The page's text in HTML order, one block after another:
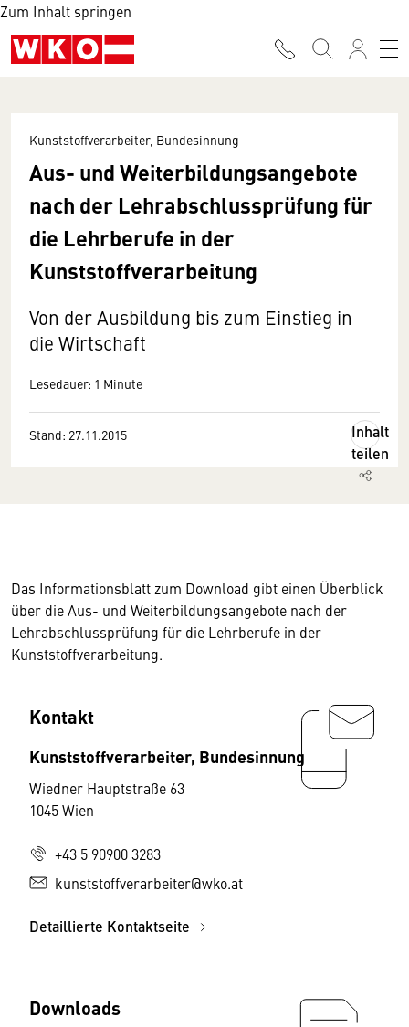
Zum Inhalt springen
Kunststoffverarbeiter, Bundesinnung
Aus- und Weiterbildungsangebote
nach der Lehrabschlussprüfung für
die Lehrberufe in der
Kunststoffverarbeitung
Von der Ausbildung bis zum Einstieg in
die Wirtschaft
Lesedauer: 1 Minute
Stand: 27.11.2015
Inhalt
teilen
Das Informationsblatt zum Download gibt einen Überblick
über die Aus- und Weiterbildungsangebote nach der
Lehrabschlussprüfung für die Lehrberufe in der
Kunststoffverarbeitung.
Kontakt
Kunststoffverarbeiter, Bundesinnung
Wiedner Hauptstraße 63
1045 Wien
+43 5 90900 3283
kunststoffverarbeiter@wko.at
Detaillierte Kontaktseite
Downloads